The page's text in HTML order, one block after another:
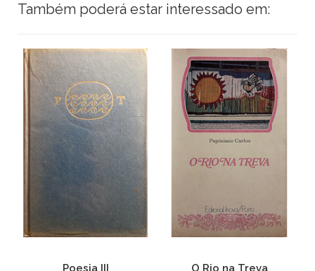
Também poderá estar interessado em:
Poesia III O Rio na Treva